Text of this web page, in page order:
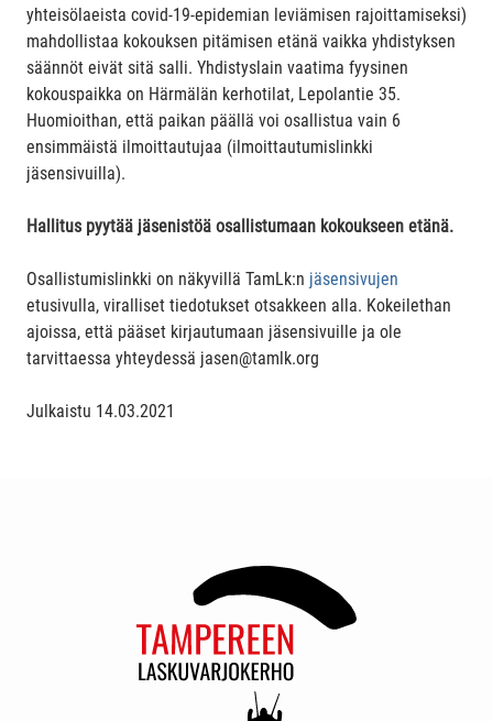
yhteisölaeista covid-19-epidemian leviämisen rajoittamiseksi)
mahdollistaa kokouksen pitämisen etänä vaikka yhdistyksen
säännöt eivät sitä salli. Yhdistyslain vaatima fyysinen
kokouspaikka on Härmälän kerhotilat, Lepolantie 35.
Huomioithan, että paikan päällä voi osallistua vain 6
ensimmäistä ilmoittautujaa (ilmoittautumislinkki
jäsensivuilla).
Hallitus pyytää jäsenistöä osallistumaan kokoukseen etänä.
Osallistumislinkki on näkyvillä TamLk:n jäsensivujen
etusivulla, viralliset tiedotukset otsakkeen alla. Kokeilethan
ajoissa, että pääset kirjautumaan jäsensivuille ja ole
tarvittaessa yhteydessä jasen@tamlk.org
Julkaistu 14.03.2021